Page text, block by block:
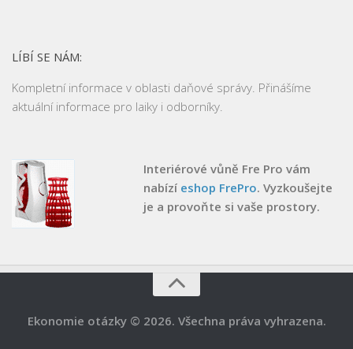
LÍBÍ SE NÁM:
Kompletní informace v oblasti daňové správy. Přinášíme
aktuální informace pro laiky i odborníky.
Interiérové vůně Fre Pro vám
nabízí eshop FrePro. Vyzkoušejte
je a provoňte si vaše prostory.
Ekonomie otázky © 2026. Všechna práva vyhrazena.